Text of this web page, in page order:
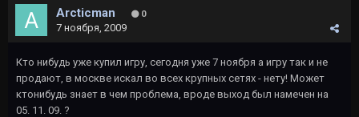
Arcticman 0
7 ноября, 2009
Кто нибудь уже купил игру, сегодня уже 7 ноября а игру так и не
продают, в москве искал во всех крупных сетях - нету! Может
ктонибудь знает в чем проблема, вроде выход был намечен на
05. 11. 09. ?